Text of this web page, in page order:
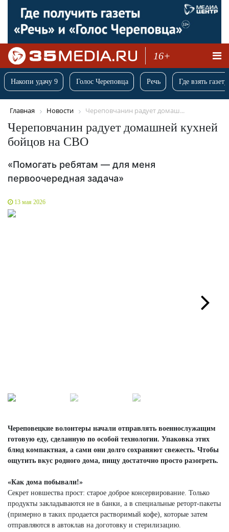
16+
Накопи удачу 9 Голос Череповца Речь Где взять
Главная Новости Череповчанин радует домаш...
Череповчанин радует домашней кухней
бойцов на СВО
«Помогать ребятам — для меня
первоочередная задача»
13 мая 2026
Череповецкие волонтеры начали отправлять военнослужащим
готовую еду, сделанную по особой технологии. Упаковка этих
блюд компактная, а сами они долго сохраняют свежесть. Чтобы
ощутить вкус родного дома, пищу достаточно просто разогреть.
«Как дома побывали!»
Секрет новшества прост: старое доброе консервирование. Только
продукты закладываются не в банки, а в специальные реторт-пакеты
(примерно в таких продается растворимый кофе), которые затем
отправляются в автоклав на доготовку и стерилизацию.